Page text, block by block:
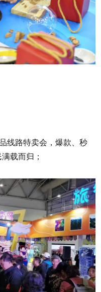
线路特卖会，爆款、秒
载而归；